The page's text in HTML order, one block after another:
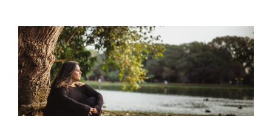
TÁ FALTANDO PROPÓSITO NA VIDA?